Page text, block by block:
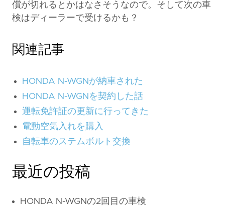
償が切れるとかはなさそうなので。そして次の車
検はディーラーで受けるかも？
関連記事
HONDA N-WGNが納車された
HONDA N-WGNを契約した話
運転免許証の更新に行ってきた
電動空気入れを購入
自転車のステムボルト交換
最近の投稿
HONDA N-WGNの2回目の車検